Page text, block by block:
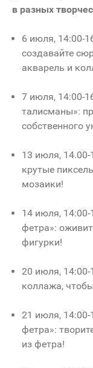
в разных
6 июля, 14:00-
создавайте
акварель и
7 июля, 14:00-
талисманы»:
собственного
13 июля, 14.00-
крутые
мозаики!
14 июля,
фетра»:
фигурки!
20 июля, 14:00-
коллажа,
21 июля, 14:00-
фетра»:
из фетра!